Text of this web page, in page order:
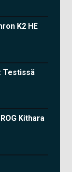
K2 HE
Testissä
Kithara